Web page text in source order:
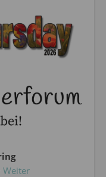
Weiter